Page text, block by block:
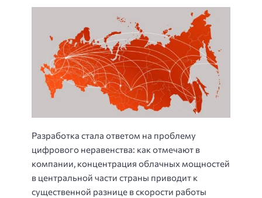
Разработка стала ответом на проблему
цифрового неравенства: как отмечают в
компании, концентрация облачных мощностей
в центральной части страны приводит к
существенной разнице в скорости работы